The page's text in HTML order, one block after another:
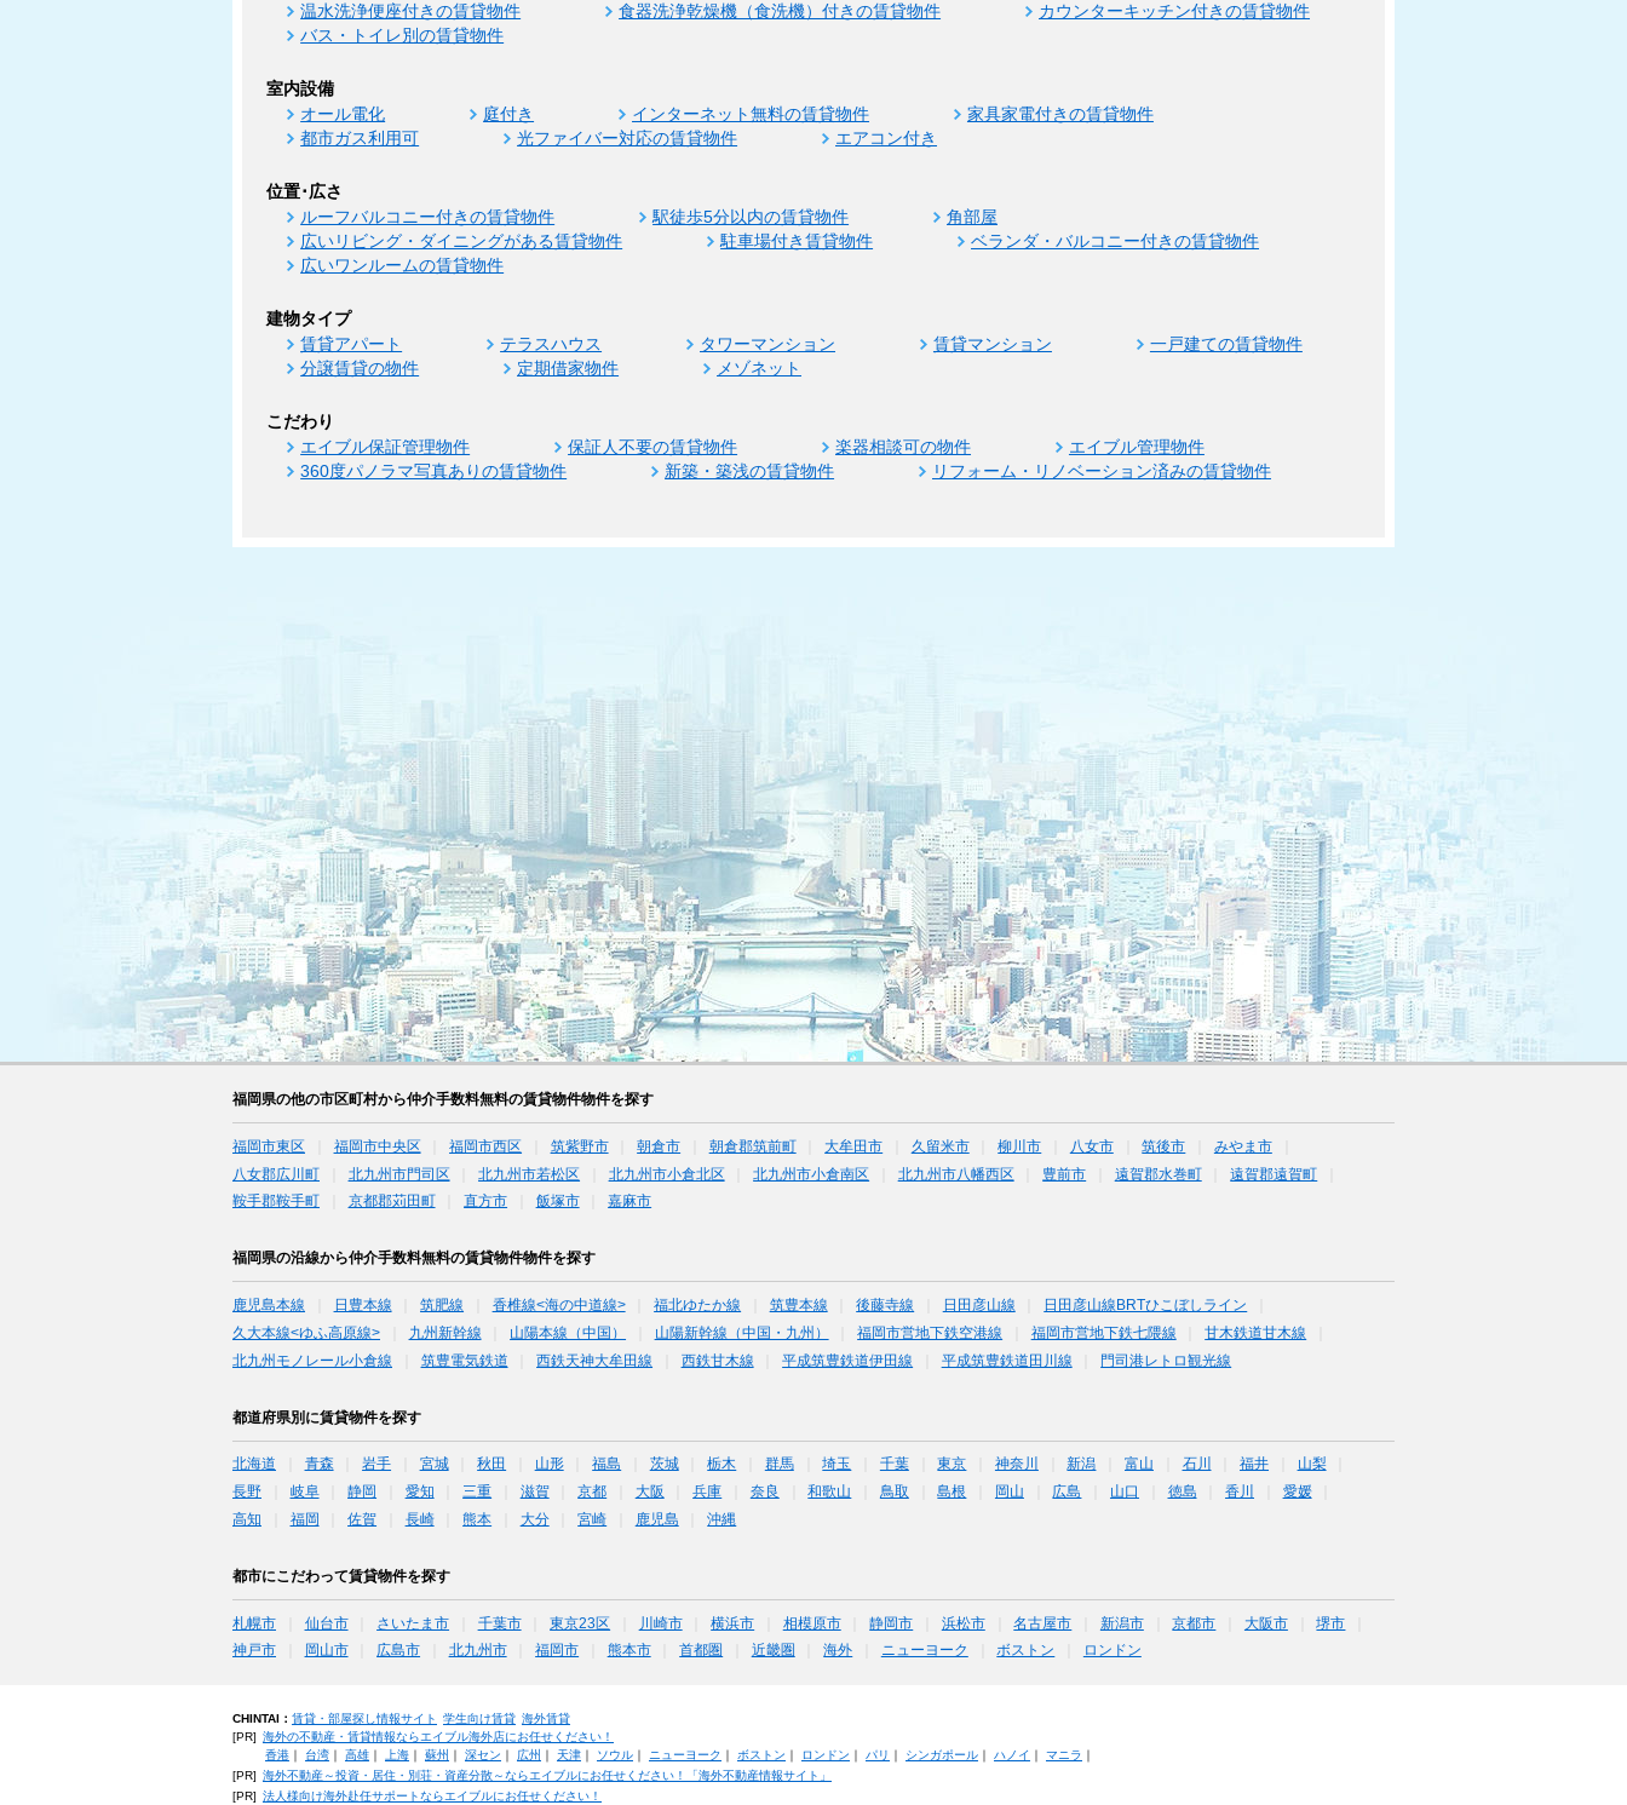
温水洗浄便座付きの賃貸物件 食器洗浄乾燥機（食洗機）付きの賃貸物件
カウンターキッチン付きの賃貸物件
バス・トイレ別の賃貸物件
室内設備
オール電化 庭付き インターネット無料の賃貸物件
家具家電付きの賃貸物件
都市ガス利用可
光ファイバー対応の賃貸物件 エアコン付き
位置･広さ
ルーフバルコニー付きの賃貸物件 駅徒歩5分以内の賃貸物件
角部屋
広いリビング・ダイニングがある賃貸物件
駐車場付き賃貸物件
ベランダ・バルコニー付きの賃貸物件
広いワンルームの賃貸物件
建物タイプ
賃貸アパート テラスハウス タワーマンション 賃貸マンション
一戸建ての賃貸物件
分譲賃貸の物件
定期借家物件 メゾネット
こだわり
エイブル保証管理物件 保証人不要の賃貸物件 楽器相談可の物件
エイブル管理物件
360度パノラマ写真ありの賃貸物件
新築・築浅の賃貸物件 リフォーム・リノベーション済みの賃貸物件
福岡県の他の市区町村から仲介手数料無料の賃貸物件物件を探す
福岡市東区 福岡市中央区 福岡市西区 筑紫野市 朝倉市 朝倉郡筑前町 大牟田市 久留米市 柳川市 八女市 筑後市
みやま市
八女郡広川町
北九州市門司区 北九州市若松区 北九州市小倉北区 北九州市小倉南区 北九州市八幡西区 豊前市 遠賀郡水巻町
遠賀郡遠賀町
鞍手郡鞍手町
京都郡苅田町 直方市 飯塚市 嘉麻市
福岡県の沿線から仲介手数料無料の賃貸物件物件を探す
鹿児島本線 日豊本線 筑肥線 香椎線<海の中道線> 福北ゆたか線 筑豊本線 後藤寺線 日田彦山線
日田彦山線BRTひこぼしライン
久大本線<ゆふ高原線>
九州新幹線 山陽本線（中国） 山陽新幹線（中国・九州） 福岡市営地下鉄空港線 福岡市営地下鉄七隈線
甘木鉄道甘木線
北九州モノレール小倉線
筑豊電気鉄道 西鉄天神大牟田線 西鉄甘木線 平成筑豊鉄道伊田線 平成筑豊鉄道田川線 門司港レトロ観光線
都道府県別に賃貸物件を探す
北海道 青森 岩手 宮城 秋田 山形 福島 茨城 栃木 群馬 埼玉 千葉 東京 神奈川 新潟 富山 石川 福井
山梨
長野
岐阜 静岡 愛知 三重 滋賀 京都 大阪 兵庫 奈良 和歌山 鳥取 島根 岡山 広島 山口 徳島 香川
愛媛
高知
福岡 佐賀 長崎 熊本 大分 宮崎 鹿児島 沖縄
都市にこだわって賃貸物件を探す
札幌市 仙台市 さいたま市 千葉市 東京23区 川崎市 横浜市 相模原市 静岡市 浜松市 名古屋市 新潟市 京都市 大阪市
堺市
神戸市
岡山市 広島市 北九州市 福岡市 熊本市 首都圏 近畿圏 海外 ニューヨーク ボストン ロンドン
CHINTAI： 賃貸・部屋探し情報サイト 学生向け賃貸 海外賃貸
[PR] 海外の不動産・賃貸情報ならエイブル海外店にお任せください！
香港｜ 台湾｜ 高雄｜ 上海｜ 蘇州 深セン 広州 天津｜ ソウル｜ ニューヨーク ボストン ロンドン パリ シンガポール｜ ハノイ マニラ
[PR] 海外不動産～投資・居住・別荘・資産分散～ならエイブルにお任せください！「海外不動産情報サイト」
[PR] 法人様向け海外赴任サポートならエイブルにお任せください！